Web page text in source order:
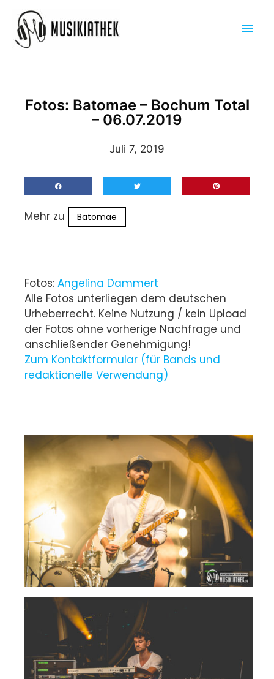
Inhalt
springen
Fotos: Batomae – Bochum Total
– 06.07.2019
Juli 7, 2019
Mehr zu Batomae
Fotos: Angelina Dammert
Alle Fotos unterliegen dem deutschen
Urheberrecht. Keine Nutzung / kein Upload
der Fotos ohne vorherige Nachfrage und
anschließender Genehmigung!
Zum Kontaktformular (für Bands und
redaktionelle Verwendung)